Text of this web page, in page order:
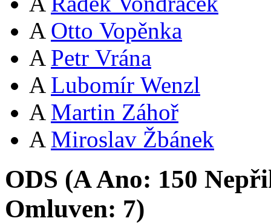
A Otto Vopěnka
A Petr Vrána
A Lubomír Wenzl
A Martin Záhoř
A Miroslav Žbánek
ODS (AAno: 150
Omluven: 7)